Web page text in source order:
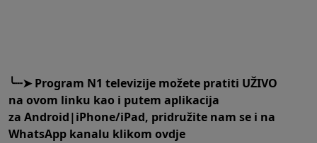
╰┈➤Program N1 televizije možete pratiti UŽIVO
na ovom linku kao i putem aplikacija
za Android|iPhone/iPad, pridružite nam se i na
WhatsApp kanalu klikom ovdje